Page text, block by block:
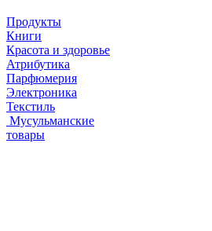
Продукты
Книги
Красота и здоровье
Атрибутика
Парфюмерия
Электроника
Текстиль
Мусульманские
товары